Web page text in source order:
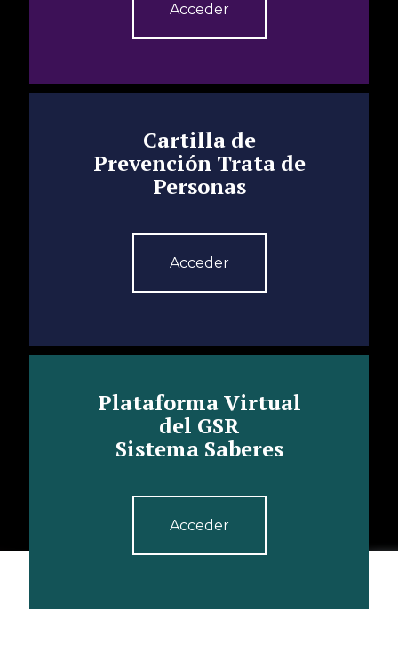
Acceder
Cartilla de
Prevención Trata de
Personas
Acceder
Plataforma Virtual
del GSR
Sistema Saberes
Acceder